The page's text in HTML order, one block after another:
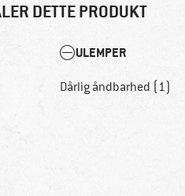
DETTE PRODUKT
ULEMPER
Dårlig åndbarhed (1)